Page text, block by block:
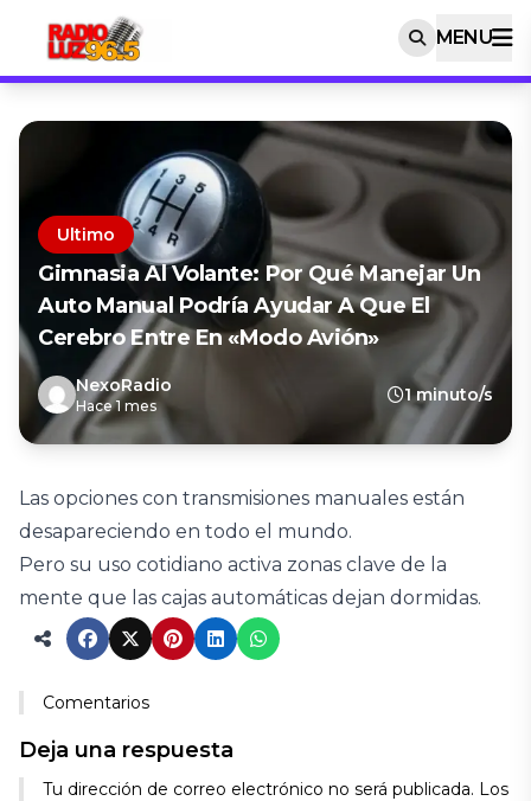
MENU
Ultimo
Gimnasia Al Volante: Por Qué Manejar Un
Auto Manual Podría Ayudar A Que El
Cerebro Entre En «modo Avión»
NexoRadio
Hace 1 mes
1 minuto/s
Las opciones con transmisiones manuales están
desapareciendo en todo el mundo.
Pero su uso cotidiano activa zonas clave de la
mente que las cajas automáticas dejan dormidas.
Comentarios
Deja una respuesta
Tu dirección de correo electrónico no será publicada. Los